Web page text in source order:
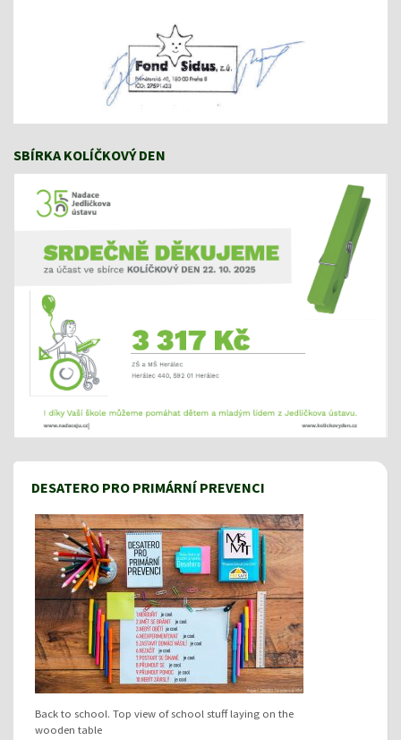
SBÍRKA KOLÍČKOVÝ DEN
DESATERO PRO PRIMÁRNÍ PREVENCI
Back to school. Top view of school stuff laying on the
wooden table